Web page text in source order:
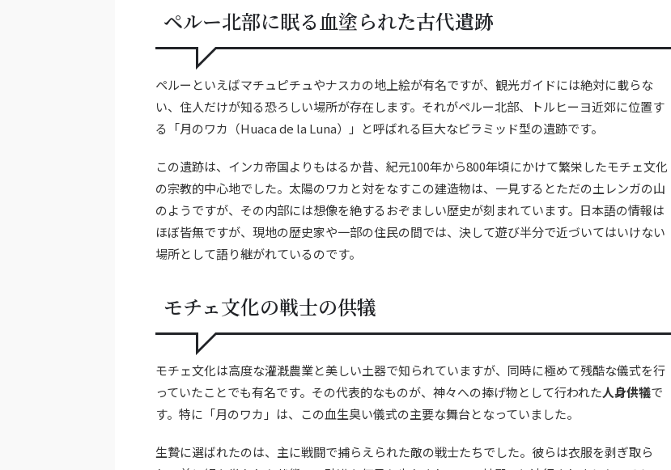
ペルー北部に眠る血塗られた古代遺跡
ペルーといえばマチュピチュやナスカの地上絵が有名ですが、観光ガイドには絶対に載らな
い、住人だけが知る恐ろしい場所が存在します。それがペルー北部、トルヒーヨ近郊に位置す
る「月のワカ（Huaca de la Luna）」と呼ばれる巨大なピラミッド型の遺跡です。
この遺跡は、インカ帝国よりもはるか昔、紀元100年から800年頃にかけて繁栄したモチェ文化
の宗教的中心地でした。太陽のワカと対をなすこの建造物は、一見するとただの土レンガの山
のようですが、その内部には想像を絶するおぞましい歴史が刻まれています。日本語の情報は
ほぼ皆無ですが、現地の歴史家や一部の住民の間では、決して遊び半分で近づいてはいけない
場所として語り継がれているのです。
モチェ文化の戦士の供犠
モチェ文化は高度な灌漑農業と美しい土器で知られていますが、同時に極めて残酷な儀式を行
っていたことでも有名です。その代表的なものが、神々への捧げ物として行われた人身供犠で
す。特に「月のワカ」は、この血生臭い儀式の主要な舞台となっていました。
生贄に選ばれたのは、主に戦闘で捕らえられた敵の戦士たちでした。彼らは衣服を剥ぎ取ら